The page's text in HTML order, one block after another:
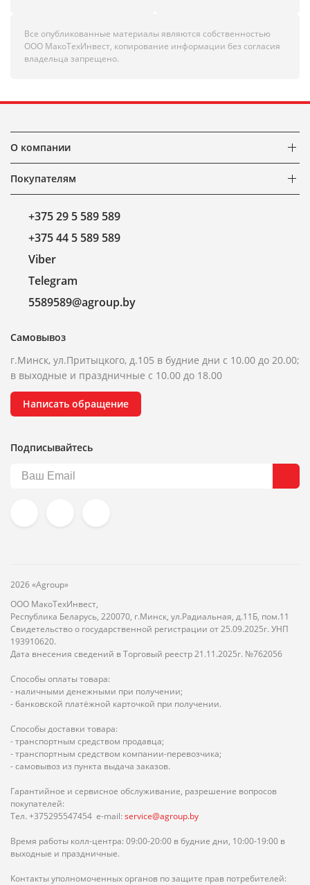
Все опубликованные материалы являются собственностью
ООО МакоТехИнвест, копирование информации без согласия
владельца запрещено.
О компании
Покупателям
+375 29 5 589 589
+375 44 5 589 589
Viber
Telegram
5589589@agroup.by
Самовывоз
г.Минск, ул.Притыцкого, д.105 в будние дни с 10.00 до 20.00;
в выходные и праздничные с 10.00 до 18.00
Написать обращение
Подписывайтесь
2026 «Agroup»
ООО МакоТехИнвест,
Республика Беларусь, 220070, г.Минск, ул.Радиальная, д.11Б, пом.11
Свидетельство о государственной регистрации от 25.09.2025г. УНП
193910620.
Дата внесения сведений в Торговый реестр 21.11.2025г. №762056
Способы оплаты товара:
- наличными денежными при получении;
- банковской платёжной карточкой при получении.
Способы доставки товара:
- транспортным средством продавца;
- транспортным средством компании-перевозчика;
- самовывоз из пункта выдача заказов.
Гарантийное и сервисное обслуживание, разрешение вопросов
покупателей:
Тел. +375295547454 e-mail: service@agroup.by
Время работы колл-центра: 09:00-20:00 в будние дни, 10:00-19:00 в
выходные и праздничные.
Контакты уполномоченных органов по защите прав потребителей: